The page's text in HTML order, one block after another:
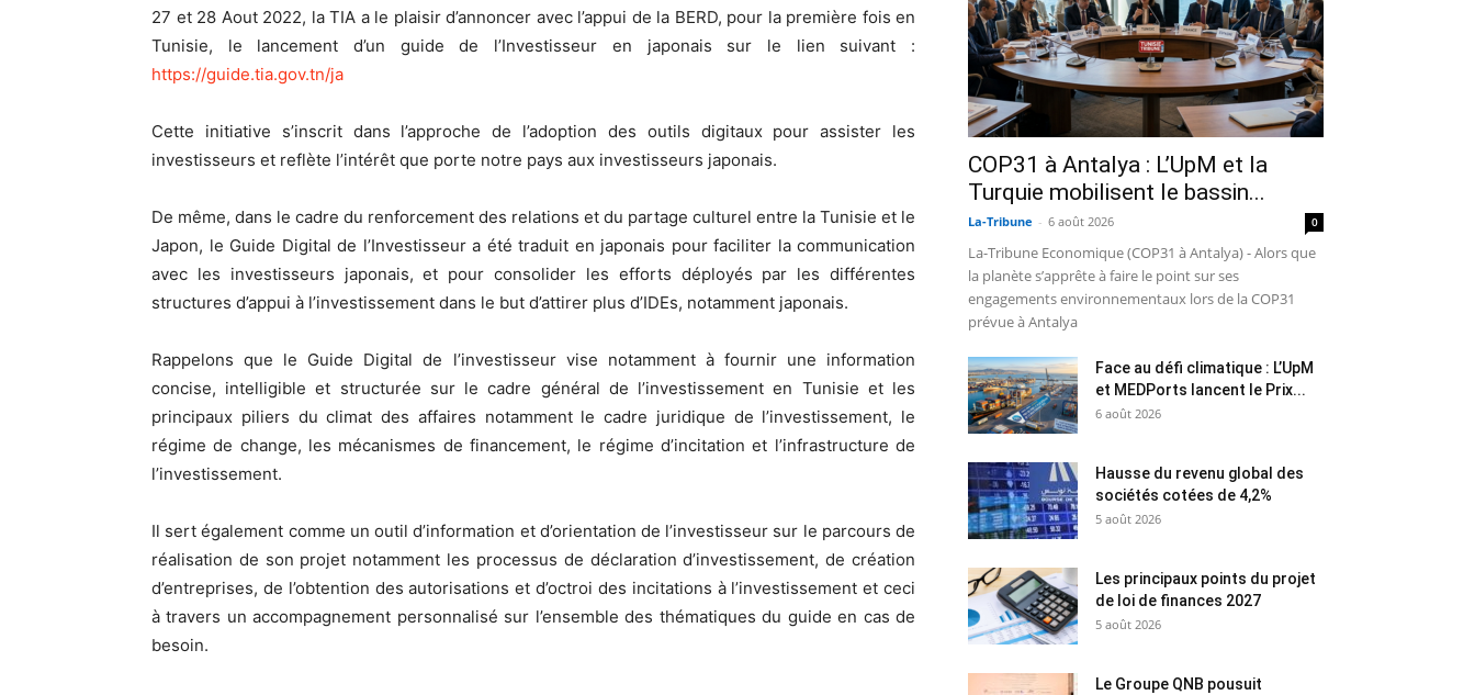
27 et 28 Aout 2022, la TIA a le plaisir d’annoncer avec l’appui de la BERD, pour la première fois en
Tunisie, le lancement d’un guide de l’Investisseur en japonais sur le lien suivant :
https://guide.tia.gov.tn/ja
Cette initiative s’inscrit dans l’approche de l’adoption des outils digitaux pour assister les
investisseurs et reflète l’intérêt que porte notre pays aux investisseurs japonais.
De même, dans le cadre du renforcement des relations et du partage culturel entre la Tunisie et le
Japon, le Guide Digital de l’Investisseur a été traduit en japonais pour faciliter la communication
avec les investisseurs japonais, et pour consolider les efforts déployés par les différentes
structures d’appui à l’investissement dans le but d’attirer plus d’IDEs, notamment japonais.
Rappelons que le Guide Digital de l’investisseur vise notamment à fournir une information
concise, intelligible et structurée sur le cadre général de l’investissement en Tunisie et les
principaux piliers du climat des affaires notamment le cadre juridique de l’investissement, le
régime de change, les mécanismes de financement, le régime d’incitation et l’infrastructure de
l’investissement.
Il sert également comme un outil d’information et d’orientation de l’investisseur sur le parcours de
réalisation de son projet notamment les processus de déclaration d’investissement, de création
d’entreprises, de l’obtention des autorisations et d’octroi des incitations à l’investissement et ceci
à travers un accompagnement personnalisé sur l’ensemble des thématiques du guide en cas de
besoin.
COP31 à Antalya : L’UpM et la
Turquie mobilisent le bassin...
La-Tribune - 6 août 2026 0
La-Tribune Economique (COP31 à Antalya) - Alors que
la planète s’apprête à faire le point sur ses
engagements environnementaux lors de la COP31
prévue à Antalya
Face au défi climatique : L’UpM
et MEDPorts lancent le Prix...
6 août 2026
Hausse du revenu global des
sociétés cotées de 4,2%
5 août 2026
Les principaux points du projet
de loi de finances 2027
5 août 2026
Le Groupe QNB pousuit